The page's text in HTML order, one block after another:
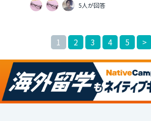
5人が回答
1 2 3 4 5 >